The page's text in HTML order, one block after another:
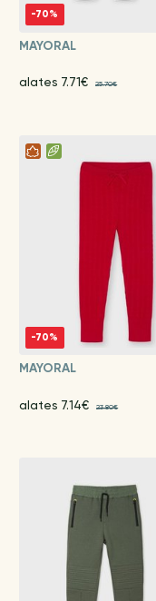
-70%
MAYORAL
alates 7.71€ 25.70€
-70%
MAYORAL
alates 7.14€ 23.80€